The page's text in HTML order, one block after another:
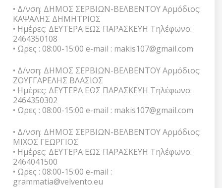
• Δ/νση: ΔΗΜΟΣ ΣΕΡΒΙΩΝ-ΒΕΛΒΕΝΤΟΥ Αρμόδιος:
ΚΑΨΑΛΗΣ ΔΗΜΗΤΡΙΟΣ
• Ημέρες: ΔΕΥΤΕΡΑ ΕΩΣ ΠΑΡΑΣΚΕΥΗ Τηλέφωνο:
2464350108
• Ωρες : 08:00-15:00 e-mail : makis107@gmail.com
• Δ/νση: ΔΗΜΟΣ ΣΕΡΒΙΩΝ-ΒΕΛΒΕΝΤΟΥ Αρμόδιος:
ΖΟΥΓΓΑΡΕΛΗΣ ΒΛΑΣΙΟΣ
• Ημέρες: ΔΕΥΤΕΡΑ ΕΩΣ ΠΑΡΑΣΚΕΥΗ Τηλέφωνο:
2464350302
• Ωρες : 08:00-15:00 e-mail : makis107@gmail.com
• Δ/νση: ΔΗΜΟΣ ΣΕΡΒΙΩΝ-ΒΕΛΒΕΝΤΟΥ Αρμόδιος:
ΜΙΧΟΣ ΓΕΩΡΓΙΟΣ
• Ημέρες: ΔΕΥΤΕΡΑ ΕΩΣ ΠΑΡΑΣΚΕΥΗ Τηλέφωνο:
2464041500
• Ωρες : 08:00-15:00 e-mail :
grammatia@velvento.eu